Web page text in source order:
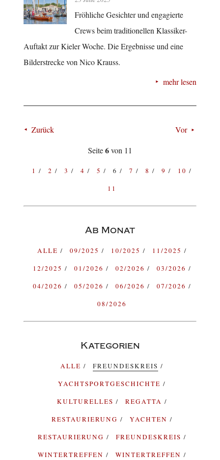
Fröhliche Gesichter und engagierte
Crews beim traditionellen Klassiker-
Auftakt zur Kieler Woche. Die Ergebnisse und eine
Bilderstrecke von Nico Krauss.
mehr lesen
Zurück
Vor
Seite6von 11
1 2 3 4 5 6 7 8 9
10
11
Ab Monat
ALLE 09/2025 10/2025
11/2025
12/2025
01/2026 02/2026
03/2026
04/2026
05/2026 06/2026
07/2026
08/2026
Kategorien
ALLE
FREUNDESKREIS
YACHTSPORTGESCHICHTE
KULTURELLES
REGATTA
RESTAURIERUNG
YACHTEN
RESTAURIERUNG
FREUNDESKREIS
WINTERTREFFEN
WINTERTREFFEN